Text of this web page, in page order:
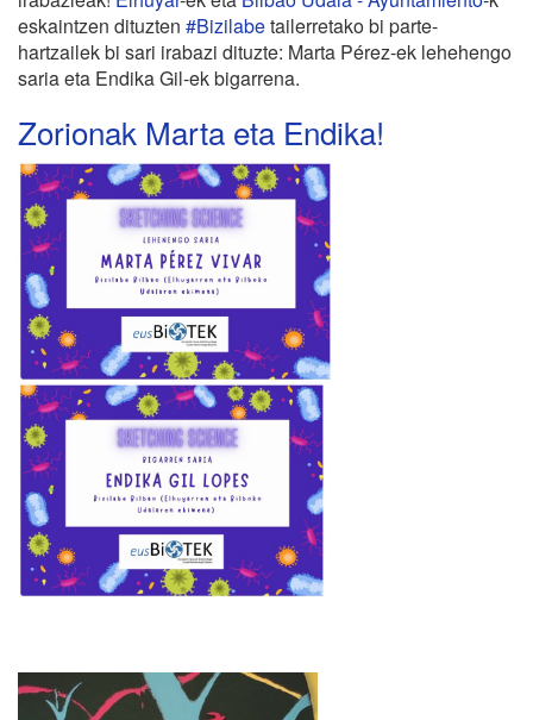
eskaintzen dituzten #Bizilabetailerretako bi parte-
hartzailek bi sari irabazi dituzte: Marta Pérez-ek lehehengo
saria eta Endika Gil-ek bigarrena.
Zorionak Marta eta Endika!